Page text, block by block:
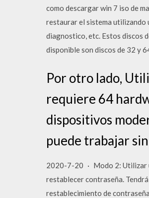
como descargar win 7 iso de
restaurar el sistema utilizando
diagnostico, etc. Estos discos
disponible son discos de 32 y
Por otro lado,
requiere 64
dispositivos
puede trabajar
2020-7-20 · Modo 2: Utilizar
restablecer contraseña.
restablecimiento de